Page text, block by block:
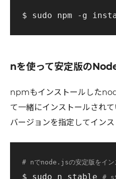
nを使って安定版の
npmもインストールした
て一緒にインストールされて
バージョンを指定してインス
# nでnode.jsの安定版をイン
$ sudo n stable #